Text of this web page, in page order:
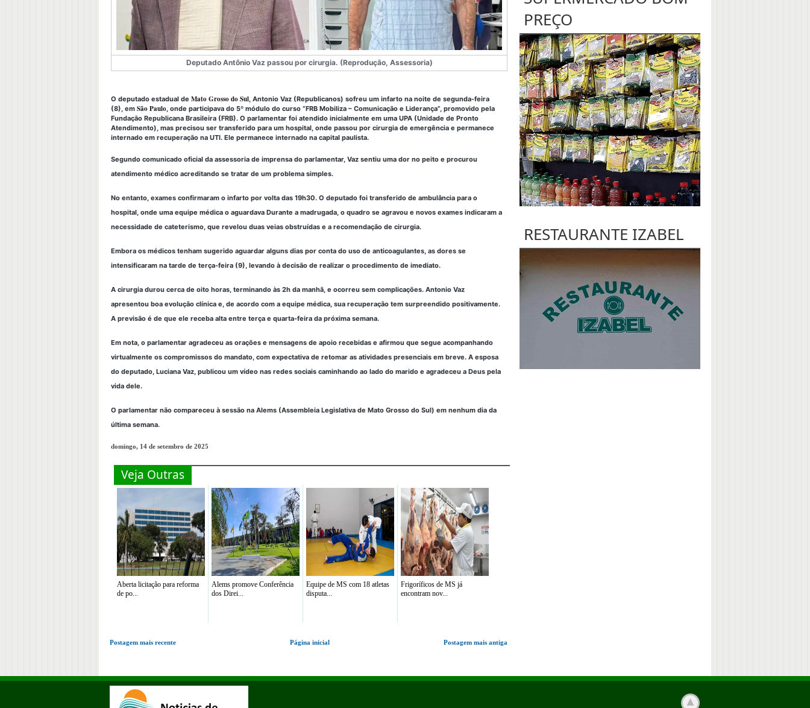
Deputado Antônio Vaz passou por cirurgia. (Reprodução, Assessoria)
O deputado estadual de Mato Grosso do Sul , Antonio Vaz (Republicanos) sofreu um infarto na noite de segunda-feira
(8), em São Paulo , onde participava do 5º módulo do curso “FRB Mobiliza – Comunicação e Liderança”, promovido pela
Fundação Republicana Brasileira (FRB). O parlamentar foi atendido inicialmente em uma UPA (Unidade de Pronto
Atendimento), mas precisou ser transferido para um hospital, onde passou por cirurgia de emergência e permanece
internado em recuperação na UTI. Ele permanece internado na capital paulista.
Segundo comunicado oficial da assessoria de imprensa do parlamentar, Vaz sentiu uma dor no peito e procurou
atendimento médico acreditando se tratar de um problema simples.
No entanto, exames confirmaram o infarto por volta das 19h30. O deputado foi transferido de ambulância para o
hospital, onde uma equipe médica o aguardava Durante a madrugada, o quadro se agravou e novos exames indicaram a
necessidade de cateterismo, que revelou duas veias obstruídas e a recomendação de cirurgia.
Embora os médicos tenham sugerido aguardar alguns dias por conta do uso de anticoagulantes, as dores se
intensificaram na tarde de terça-feira (9), levando à decisão de realizar o procedimento de imediato.
A cirurgia durou cerca de oito horas, terminando às 2h da manhã, e ocorreu sem complicações. Antonio Vaz
apresentou boa evolução clínica e, de acordo com a equipe médica, sua recuperação tem surpreendido positivamente.
A previsão é de que ele receba alta entre terça e quarta-feira da próxima semana.
Em nota, o parlamentar agradeceu as orações e mensagens de apoio recebidas e afirmou que segue acompanhando
virtualmente os compromissos do mandato, com expectativa de retomar as atividades presenciais em breve. A esposa
do deputado, Luciana Vaz, publicou um vídeo nas redes sociais caminhando ao lado do marido e agradeceu a Deus pela
vida dele.
O parlamentar não compareceu à sessão na Alems (Assembleia Legislativa de Mato Grosso do Sul) em nenhum dia da
última semana.
domingo, 14 de setembro de 2025
Veja Outras
Aberta licitação para reforma
de po...
Alems promove Conferência
dos Direi...
Equipe de MS com 18 atletas
disputa...
Frigoríficos de MS já
encontram nov...
Postagem mais recente Postagem mais antiga
Página inicial
PREÇO
RESTAURANTE IZABEL